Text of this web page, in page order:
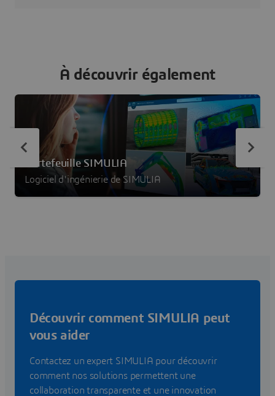
À découvrir également
Portefeuille SIMULIA
Logiciel d'ingénierie de SIMULIA
Découvrir comment SIMULIA peut
vous aider
Contactez un expert SIMULIA pour découvrir
comment nos solutions permettent une
collaboration transparente et une innovation